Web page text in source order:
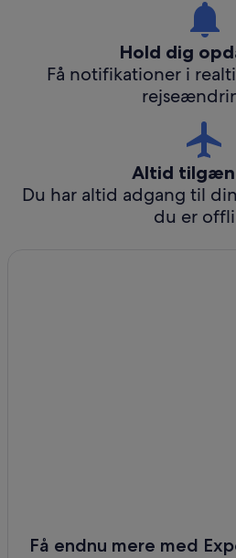
Hold dig
Få notifikationer i
Altid
Du har altid adgang til
du er
Få endnu mere med